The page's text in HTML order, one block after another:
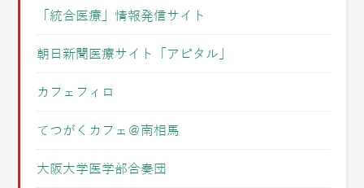
「統合医療」情報発信サイト
朝日新聞医療サイト「アピタル」
カフェフィロ
てつがくカフェ＠南相馬
大阪大学医学部合奏団